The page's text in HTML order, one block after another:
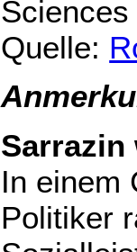
Sciences
Quelle:
Sarrazin
In einem
Politiker